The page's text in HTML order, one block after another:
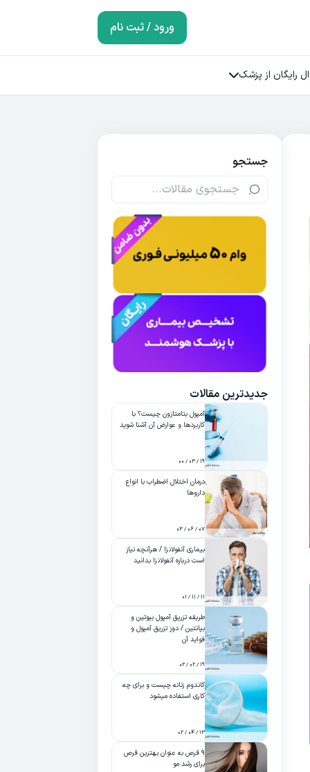
ورود / ثبت نام
رایگان از پزشک
جستجو
جدیدترین مقالات
آمپول بتامتازون چیست؟ با
کاربردها و عوارض آن آشنا شوید
۱۹ / ۰۳ / ۰۰
درمان اختلال اضطراب با انواع
داروها
۰۷ / ۰۶ / ۰۳
بیماری آنفولانزا / هرآنچه نیاز
است درباره آنفولانزا بدانید
۱۱ / ۱۱ / ۰۱
طریقه تزریق آمپول بیوتین و
بپانتین / دوز تزریق آمپول و
فواید آن
۱۹ / ۰۲ / ۰۲
کاندوم زنانه چیست و برای چه
کاری استفاده میشود
۱۳ / ۰۴ / ۰۲
۹ قرص به عنوان بهترین قرص
برای رشد مو